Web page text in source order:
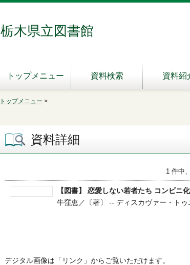
栃木県立図書館
トップメニュー 資料検索 資料紹
トップメニュー >
資料詳細
1 件中
【図書】 恋愛しない若者たち コンビニ
牛窪恵／〔著〕 -- ディスカヴァー・ト
デジタル画像は「リンク」からご覧いただけます。